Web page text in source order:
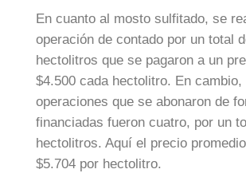
En cuanto al mosto sulfitado, se
operación de contado por un total
hectolitros que se pagaron a un
$4.500 cada hectolitro. En cambio,
operaciones que se abonaron de
financiadas fueron cuatro, por un
hectolitros. Aquí el precio
$5.704 por hectolitro.